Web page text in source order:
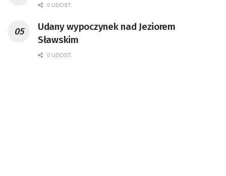
0 UDOST.
Udany wypoczynek nad Jeziorem
Sławskim
0 UDOST.